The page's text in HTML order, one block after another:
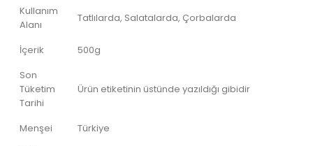
Kullanım
Alanı
Tatlılarda, Salatalarda, Çorbalarda
İçerik
500g
Son
Tüketim
Tarihi
Ürün etiketinin üstünde yazıldığı gibidir
Menşei
Türkiye